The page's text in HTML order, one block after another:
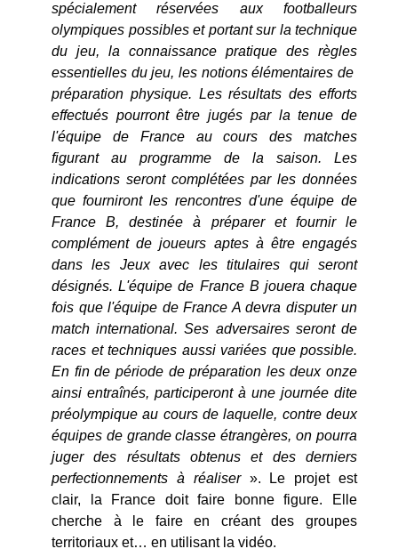
spécialement réservées aux footballeurs
olympiques possibles et portant sur la technique
du jeu, la connaissance pratique des règles
essentielles du jeu, les notions élémentaires de
préparation physique. Les résultats des efforts
effectués pourront être jugés par la tenue de
l'équipe de France au cours des matches
figurant au programme de la saison. Les
indications seront complétées par les données
que fourniront les rencontres d'une équipe de
France B, destinée à préparer et fournir le
complément de joueurs aptes à être engagés
dans les Jeux avec les titulaires qui seront
désignés. L'équipe de France B jouera chaque
fois que l'équipe de France A devra disputer un
match international. Ses adversaires seront de
races et techniques aussi variées que possible.
En fin de période de préparation les deux onze
ainsi entraînés, participeront à une journée dite
préolympique au cours de laquelle, contre deux
équipes de grande classe étrangères, on pourra
juger des résultats obtenus et des derniers
perfectionnements à réaliser ». Le projet est
clair, la France doit faire bonne figure. Elle
cherche à le faire en créant des groupes
territoriaux et… en utilisant la vidéo.